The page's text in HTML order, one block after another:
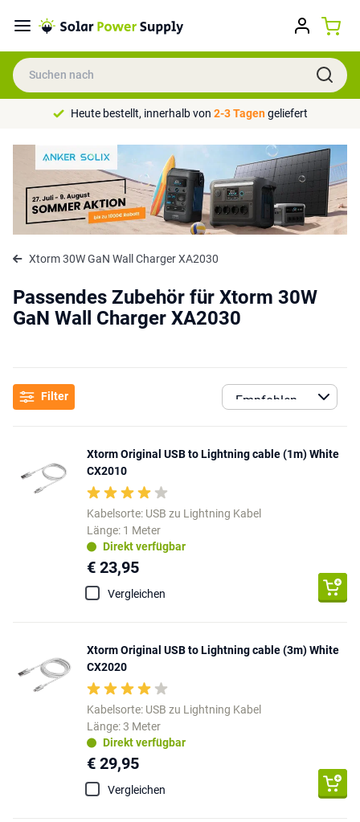
Heute bestellt, innerhalb von 2-3 Tagengeliefert
Xtorm 30W GaN Wall Charger XA2030
Passendes Zubehör für Xtorm 30W
GaN Wall Charger XA2030
Filter
Xtorm Original USB to Lightning cable (1m) White
CX2010
Kabelsorte: USB zu Lightning Kabel
Länge: 1 Meter
Direkt verfügbar
€ 23,95
Vergleichen
Xtorm Original USB to Lightning cable (3m) White
CX2020
Kabelsorte: USB zu Lightning Kabel
Länge: 3 Meter
Direkt verfügbar
€ 29,95
Vergleichen